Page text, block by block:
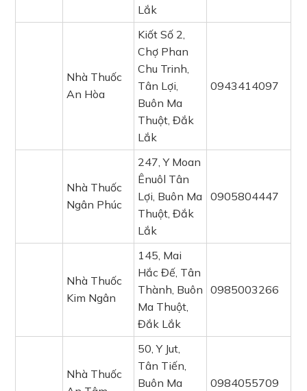
Lắk
Nhà Thuốc
An Hòa
Kiốt Số 2,
Chợ Phan
Chu Trinh,
Tân Lợi,
Buôn Ma
Thuột, Đắk
Lắk
0943414097
Nhà Thuốc
Ngân Phúc
247, Y Moan
Ênuôl Tân
Lợi, Buôn Ma
Thuột, Đắk
Lắk
0905804447
Nhà Thuốc
Kim Ngân
145, Mai
Hắc Đế, Tân
Thành, Buôn
Ma Thuột,
Đắk Lắk
0985003266
Nhà Thuốc
50, Y Jut,
Tân Tiến,
Buôn Ma
0984055709